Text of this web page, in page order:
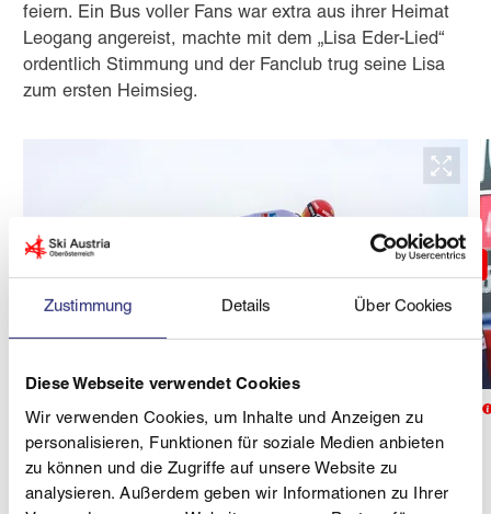
Zustimmung Details Über Cookies
Diese Webseite verwendet Cookies
Wir verwenden Cookies, um Inhalte und Anzeigen zu
personalisieren, Funktionen für soziale Medien anbieten
zu können und die Zugriffe auf unsere Website zu
analysieren. Außerdem geben wir Informationen zu Ihrer
feiern. Ein Bus voller Fans war extra aus ihrer Heimat
Leogang angereist, machte mit dem „Lisa Eder-Lied“
ordentlich Stimmung und der Fanclub trug seine Lisa
zum ersten Heimsieg.
Julia Mühlbacher belegte Platz 12 und Platz 9.
Höchstleistungen wurden an diesem Wochenende